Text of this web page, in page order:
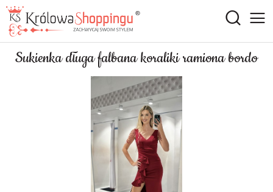
Sukienka długa falbana koraliki ramiona bordo